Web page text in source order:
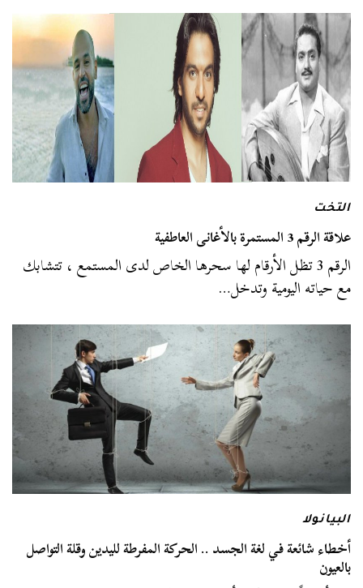
التخت
علاقة الرقم 3 المستمرة بالأغانى العاطفية
الرقم 3 تظل الأرقام لها سحرها الخاص لدى المستمع ، تتشابك
مع حياته اليومية وتدخل…
البيانولا
أخطاء شائعة في لغة الجسد .. الحركة المفرطة لليدين وقلة التواصل
بالعيون